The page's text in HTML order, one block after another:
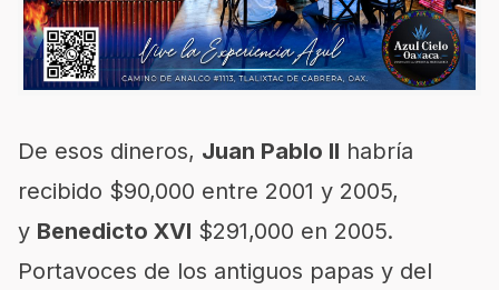
De esos dineros, Juan Pablo II habría
recibido $90,000 entre 2001 y 2005,
y Benedicto XVI $291,000 en 2005.
Portavoces de los antiguos papas y del